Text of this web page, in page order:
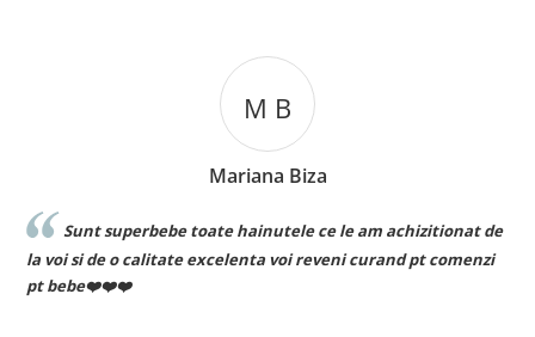
M B
Mariana Biza
Sunt superbebe toate hainutele ce le am achizitionat de
la voi si de o calitate excelenta voi reveni curand pt comenzi
pt bebe❤️❤️❤️